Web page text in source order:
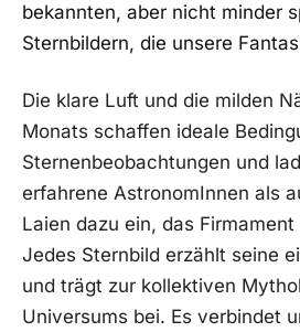
bekannten,⁤ aber nicht minder
Sternbildern, ​die unsere
Die klare Luft und die milden
Monats schaffen ideale
Sternenbeobachtungen und
erfahrene AstronomInnen als
Laien ‌dazu ‍ein, das
Jedes Sternbild erzählt seine
und trägt ⁣zur kollektiven
Universums​ bei. Es ​verbindet⁢